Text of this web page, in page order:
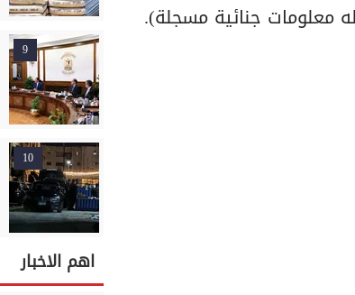
معلومات جنائية مسجلة).
9
10
اهم الاخبار